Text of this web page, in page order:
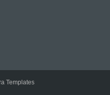
Templates